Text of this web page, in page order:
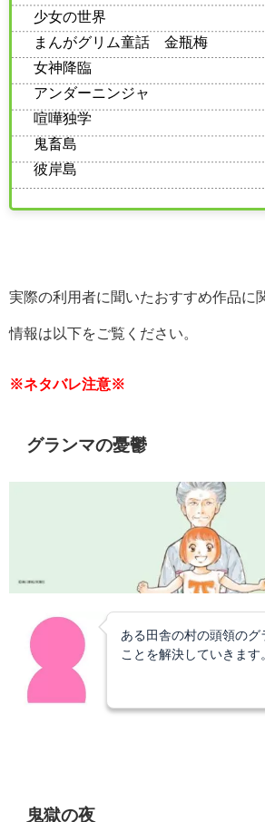
少女の世界
まんがグリム童話 金瓶梅
女神降臨
アンダーニンジャ
喧嘩独学
鬼畜島
彼岸島
実際の利用者に聞いたおすすめ作品に
情報は以下をご覧ください。
※ネタバレ注意※
グランマの憂鬱
ある田舎の村の頭領のグ
ことを解決していきます
鬼獄の夜